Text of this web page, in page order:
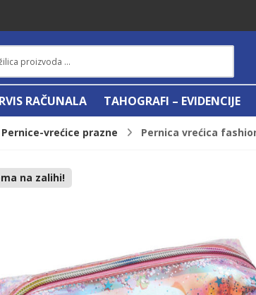
RAČUNALA TAHOGRAFI – EVIDENCIJE
Pernice-vrećice prazne Pernica vrećica
na zalihi!